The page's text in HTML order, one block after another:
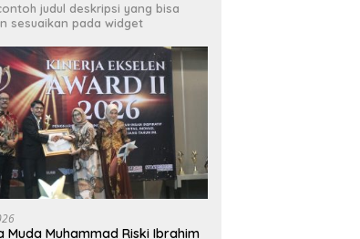
judul deskripsi yang bisa
sesuaikan pada widget
Muda Muhammad Riski Ibrahim